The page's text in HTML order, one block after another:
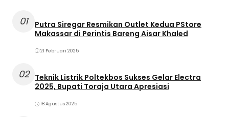
01
Putra Siregar Resmikan Outlet Kedua PStore
Makassar di Perintis Bareng Aisar Khaled
21 Februari 2025
02
Teknik Listrik Poltekbos Sukses Gelar Electra
2025, Bupati Toraja Utara Apresiasi
18 Agustus 2025